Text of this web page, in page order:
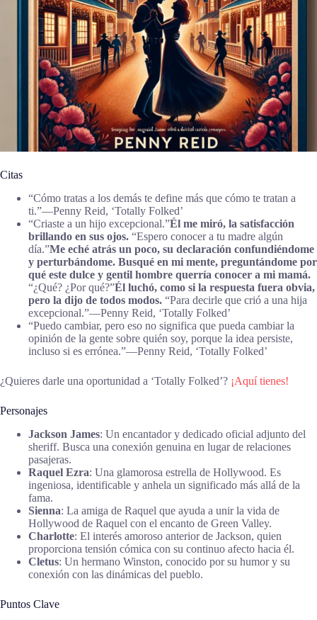
Citas
“Cómo tratas a los demás te define más que cómo te tratan a
ti.”―Penny Reid, ‘Totally Folked’
“Criaste a un hijo excepcional.”Él me miró, la satisfacción
brillando en sus ojos. “Espero conocer a tu madre algún
día.”Me eché atrás un poco, su declaración confundiéndome
y perturbándome. Busqué en mi mente, preguntándome por
qué este dulce y gentil hombre querría conocer a mi mamá.
“¿Qué? ¿Por qué?”Él luchó, como si la respuesta fuera obvia,
pero la dijo de todos modos. “Para decirle que crió a una hija
excepcional.”―Penny Reid, ‘Totally Folked’
“Puedo cambiar, pero eso no significa que pueda cambiar la
opinión de la gente sobre quién soy, porque la idea persiste,
incluso si es errónea.”―Penny Reid, ‘Totally Folked’
¿Quieres darle una oportunidad a ‘Totally Folked’? ¡Aquí tienes!
Personajes
Jackson James: Un encantador y dedicado oficial adjunto del
sheriff. Busca una conexión genuina en lugar de relaciones
pasajeras.
Raquel Ezra: Una glamorosa estrella de Hollywood. Es
ingeniosa, identificable y anhela un significado más allá de la
fama.
Sienna: La amiga de Raquel que ayuda a unir la vida de
Hollywood de Raquel con el encanto de Green Valley.
Charlotte: El interés amoroso anterior de Jackson, quien
proporciona tensión cómica con su continuo afecto hacia él.
Cletus: Un hermano Winston, conocido por su humor y su
conexión con las dinámicas del pueblo.
Puntos Clave